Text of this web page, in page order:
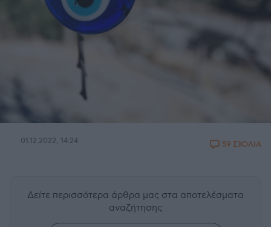
01.12.2022, 14:24 59 ΣΧΟΛΙΑ
Δείτε περισσότερα άρθρα μας στα αποτελέσματα
αναζήτησης